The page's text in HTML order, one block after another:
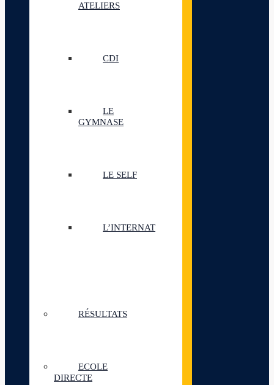
ATELIERS
CDI
LE
GYMNASE
LE SELF
L’INTERNAT
RÉSULTATS
ECOLE
DIRECTE